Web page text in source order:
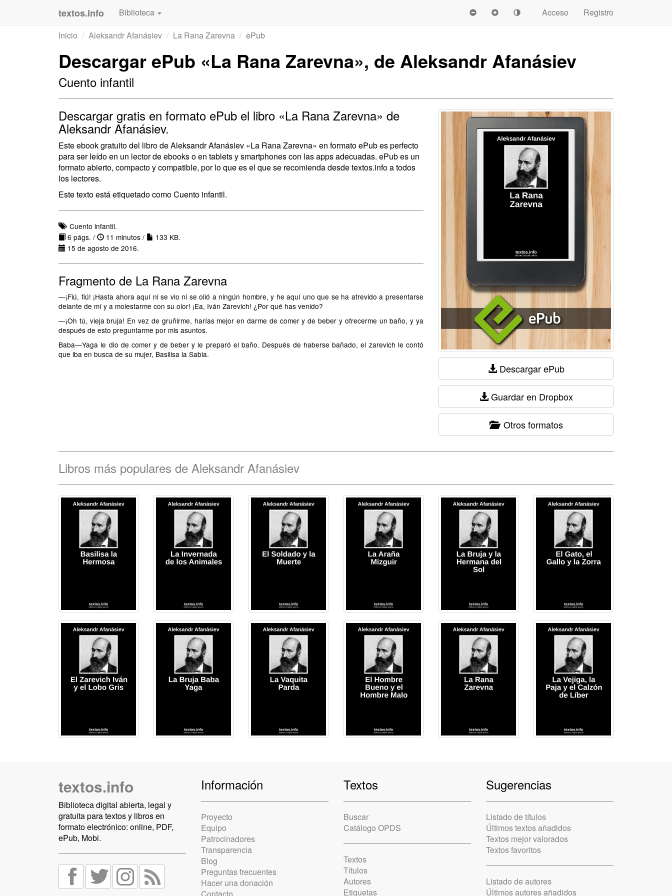
textos.info Biblioteca Acceso
Registro
Inicio
Aleksandr Afanásiev La Rana Zarevna ePub
Descargar ePub «La Rana Zarevna», de Aleksandr Afanásiev
Cuento infantil
Descargar gratis en formato ePub el libro «La Rana Zarevna» de
Aleksandr Afanásiev.
Este ebook gratuito del libro de Aleksandr Afanásiev «La Rana Zarevna» en formato ePub es perfecto
para ser leído en un lector de ebooks o en tablets y smartphones con las apps adecuadas. ePub es un
formato abierto, compacto y compatible, por lo que es el que se recomienda desde textos.info a todos
los lectores.
Este texto está etiquetado como Cuento infantil.
Cuento infantil.
6 págs. /
11 minutos /
133 KB.
15 de agosto de 2016.
Fragmento de La Rana Zarevna
—¡Fiú, fiú! ¡Hasta ahora aquí ni se vio ni se olió a ningún hombre, y he aquí uno que se ha atrevido a presentarse
delante de mí y a molestarme con su olor! ¡Ea, Iván Zarevich! ¿Por qué has venido?
—¡Oh tú, vieja bruja! En vez de gruñirme, harías mejor en darme de comer y de beber y ofrecerme un baño, y ya
después de esto preguntarme por mis asuntos.
Baba—Yaga le dio de comer y de beber y le preparó el baño. Después de haberse bañado, el zarevich le contó
que iba en busca de su mujer, Basilisa la Sabia.
Descargar ePub
Guardar en Dropbox
Otros formatos
Libros más populares de Aleksandr Afanásiev
textos.info
Biblioteca digital abierta, legal y
gratuita para textos y libros en
formato electrónico: online, PDF,
ePub, Mobi.
Información
Proyecto
Equipo
Patrocinadores
Transparencia
Blog
Preguntas frecuentes
Hacer una donación
Textos
Buscar
Catálogo OPDS
Textos
Títulos
Autores
Etiquetas
Sugerencias
Listado de títulos
Últimos textos añadidos
Textos mejor valorados
Textos favoritos
Listado de autores
Últimos autores añadidos